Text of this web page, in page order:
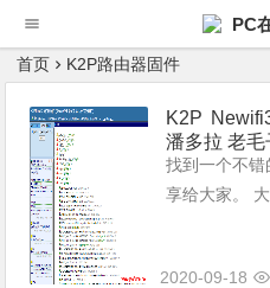
PC
首页 K2P路由器固件
K2P
潘多拉 老
找到一个不
享给大家。
2020-09-18